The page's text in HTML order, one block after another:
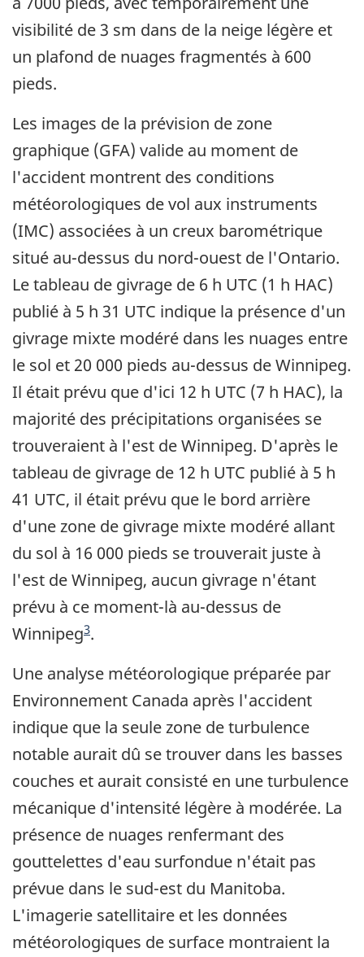
visibilité de 3 sm dans de la neige légère et
un plafond de nuages fragmentés à 600
pieds.
Les images de la prévision de zone
graphique (GFA) valide au moment de
l'accident montrent des conditions
météorologiques de vol aux instruments
(IMC) associées à un creux barométrique
situé au-dessus du nord-ouest de l'Ontario.
Le tableau de givrage de 6 h UTC (1 h HAC)
publié à 5 h 31 UTC indique la présence d'un
givrage mixte modéré dans les nuages entre
le sol et 20 000 pieds au-dessus de Winnipeg.
Il était prévu que d'ici 12 h UTC (7 h HAC), la
majorité des précipitations organisées se
trouveraient à l'est de Winnipeg. D'après le
tableau de givrage de 12 h UTC publié à 5 h
41 UTC, il était prévu que le bord arrière
d'une zone de givrage mixte modéré allant
du sol à 16 000 pieds se trouverait juste à
l'est de Winnipeg, aucun givrage n'étant
prévu à ce moment-là au-dessus de
Winnipeg3.
Une analyse météorologique préparée par
Environnement Canada après l'accident
indique que la seule zone de turbulence
notable aurait dû se trouver dans les basses
couches et aurait consisté en une turbulence
mécanique d'intensité légère à modérée. La
présence de nuages renfermant des
gouttelettes d'eau surfondue n'était pas
prévue dans le sud-est du Manitoba.
L'imagerie satellitaire et les données
météorologiques de surface montraient la